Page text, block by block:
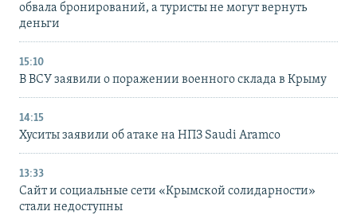
обвала бронирований, а туристы не могут вернуть
деньги
15:10
В ВСУ заявили о поражении военного склада в Крыму
14:15
Хуситы заявили об атаке на НПЗ Saudi Aramco
13:33
Сайт и социальные сети «Крымской солидарности»
стали недоступны